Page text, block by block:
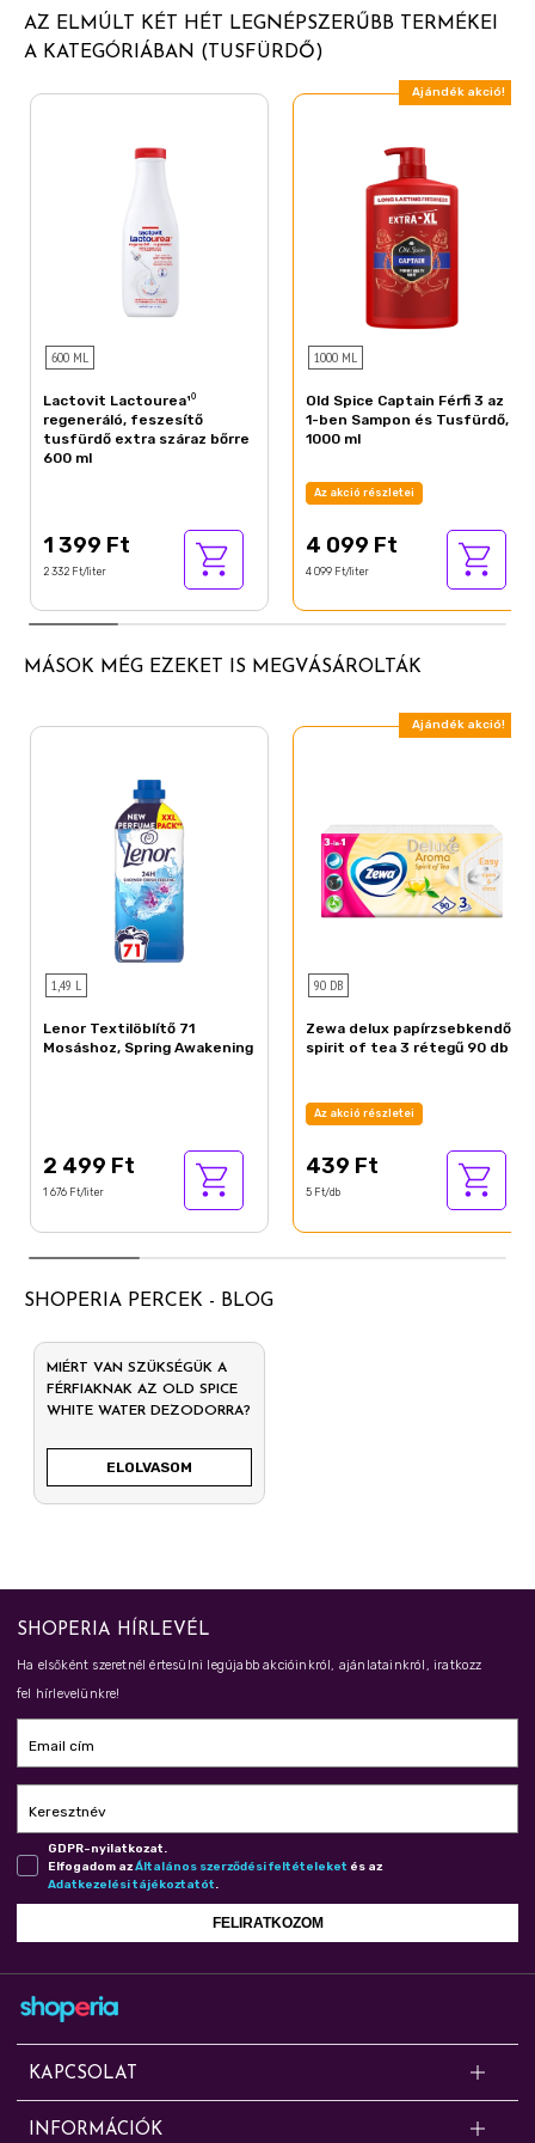
TETŐTŐL TALPIG TISZTÁVÁ VARÁZSOL: TEST-,
HAJ- ÉS ARCTISZTÍTÁS az idő- és helytakarékos
Old Spice férfi tusfürdővel
Sodium Salicylate
Citric Acid
Linalool
Sodium Hydroxide
Coumarin
CI 42090
AZ ELMÚLT KÉT HÉT LEGNÉPSZERŰBB TERMÉKEI
A KATEGÓRIÁBAN (TUSFÜRDŐ)
600 ML
Lactovit Lactourea¹⁰
regeneráló, feszesítő
tusfürdő extra száraz bőrre
600 ml
1 399 Ft
2 332 Ft/liter
Ajándék akció!
1000 ML
Old Spice Captain Férfi 3 az
1-ben Sampon és Tusfürdő,
1000 ml
Az akció részletei
4 099 Ft
4 099 Ft/liter
MÁSOK MÉG EZEKET IS MEGVÁSÁROLTÁK
1,49 L
Lenor Textilöblítő 71
Mosáshoz, Spring Awakening
2 499 Ft
1 676 Ft/liter
Ajándék akció!
90 DB
Zewa delux papírzsebkendő
spirit of tea 3 rétegű 90 db
Az akció részletei
439 Ft
5 Ft/db
SHOPERIA PERCEK - BLOG
MIÉRT VAN SZÜKSÉGÜK A
FÉRFIAKNAK AZ OLD SPICE
WHITE WATER DEZODORRA?
ELOLVASOM
SHOPERIA HÍRLEVÉL
Ha elsőként szeretnél értesülni legújabb akcióinkról, ajánlatainkról, iratkozz
fel hírlevelünkre!
Email cím
Keresztnév
GDPR-nyilatkozat.
Elfogadom azÁl­ta­lá­nos szer­ző­dé­si fel­té­te­le­ket és az
Adat­ke­ze­lé­si tá­jé­koz­ta­tót.
FELIRATKOZOM
KAPCSOLAT
Kérdésed van? Segítünk!
INFORMÁCIÓK